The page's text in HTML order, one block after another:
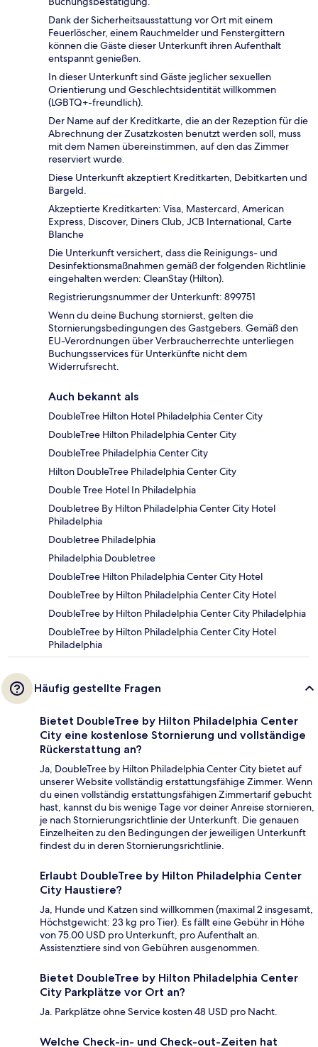
Dank der Sicherheitsausstattung vor Ort mit einem
Feuerlöscher, einem Rauchmelder und Fenstergittern
können die Gäste dieser Unterkunft ihren Aufenthalt
entspannt genießen.
In dieser Unterkunft sind Gäste jeglicher sexuellen
Orientierung und Geschlechtsidentität willkommen
(LGBTQ+-freundlich).
Der Name auf der Kreditkarte, die an der Rezeption für die
Abrechnung der Zusatzkosten benutzt werden soll, muss
mit dem Namen übereinstimmen, auf den das Zimmer
reserviert wurde.
Diese Unterkunft akzeptiert Kreditkarten, Debitkarten und
Bargeld.
Akzeptierte Kreditkarten: Visa, Mastercard, American
Express, Discover, Diners Club, JCB International, Carte
Blanche
Die Unterkunft versichert, dass die Reinigungs- und
Desinfektionsmaßnahmen gemäß der folgenden Richtlinie
eingehalten werden: CleanStay (Hilton).
Registrierungsnummer der Unterkunft: 899751
Wenn du deine Buchung stornierst, gelten die
Stornierungsbedingungen des Gastgebers. Gemäß den
EU-Verordnungen über Verbraucherrechte unterliegen
Buchungsservices für Unterkünfte nicht dem
Widerrufsrecht.
Auch bekannt als
DoubleTree Hilton Hotel Philadelphia Center City
DoubleTree Hilton Philadelphia Center City
DoubleTree Philadelphia Center City
Hilton DoubleTree Philadelphia Center City
Double Tree Hotel In Philadelphia
Doubletree By Hilton Philadelphia Center City Hotel
Philadelphia
Doubletree Philadelphia
Philadelphia Doubletree
DoubleTree Hilton Philadelphia Center City Hotel
DoubleTree by Hilton Philadelphia Center City Hotel
DoubleTree by Hilton Philadelphia Center City Philadelphia
DoubleTree by Hilton Philadelphia Center City Hotel
Philadelphia
Häufig gestellte Fragen
Bietet DoubleTree by Hilton Philadelphia Center
City eine kostenlose Stornierung und vollständige
Rückerstattung an?
Ja, DoubleTree by Hilton Philadelphia Center City bietet auf
unserer Website vollständig erstattungsfähige Zimmer. Wenn
du einen vollständig erstattungsfähigen Zimmertarif gebucht
hast, kannst du bis wenige Tage vor deiner Anreise stornieren,
je nach Stornierungsrichtlinie der Unterkunft. Die genauen
Einzelheiten zu den Bedingungen der jeweiligen Unterkunft
findest du in deren Stornierungsrichtlinie.
Erlaubt DoubleTree by Hilton Philadelphia Center
City Haustiere?
Ja, Hunde und Katzen sind willkommen (maximal 2 insgesamt,
Höchstgewicht: 23 kg pro Tier). Es fällt eine Gebühr in Höhe
von 75.00 USD pro Unterkunft, pro Aufenthalt an.
Assistenztiere sind von Gebühren ausgenommen.
Bietet DoubleTree by Hilton Philadelphia Center
City Parkplätze vor Ort an?
Ja. Parkplätze ohne Service kosten 48 USD pro Nacht.
Welche Check-in- und Check-out-Zeiten hat